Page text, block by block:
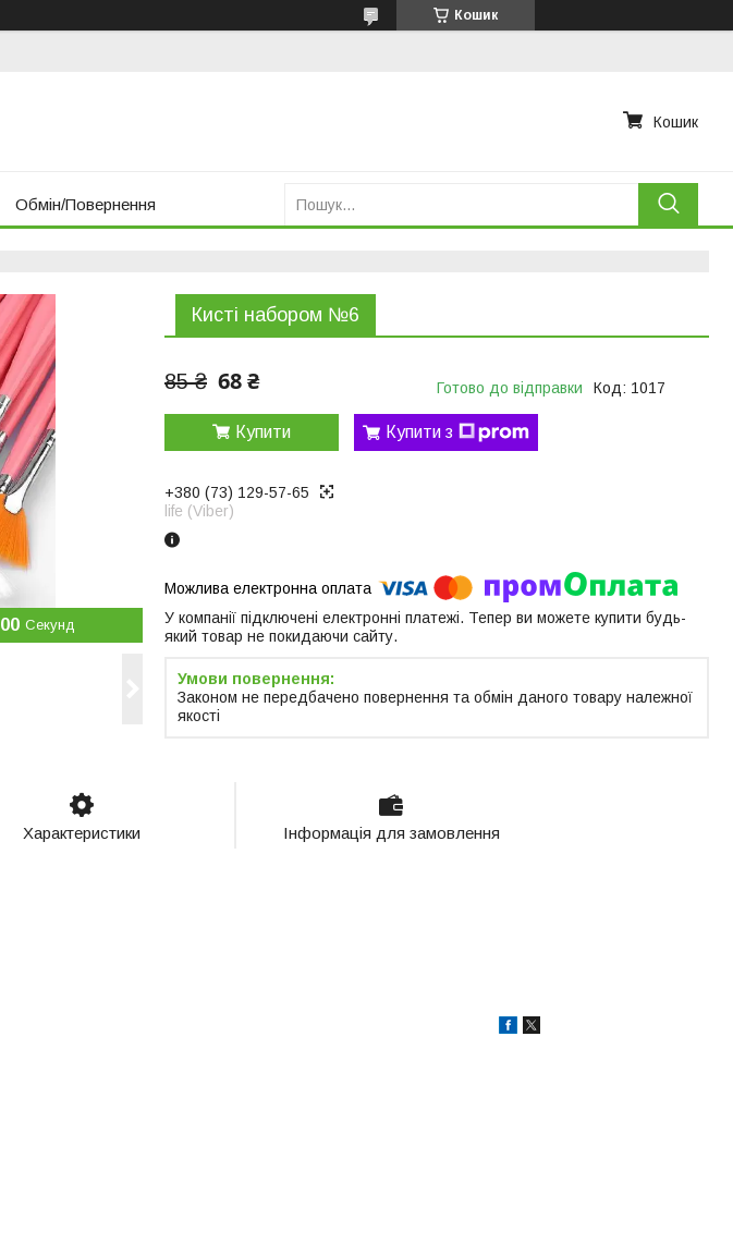
Кошик
Кошик
Обмін/Повернення
00 Секунд
Кисті набором №6
85 ₴ 68 ₴ Готово до відправки Код: 1017
Купити Купити з
+380 (73) 129-57-65
life (Viber)
У компанії підключені електронні платежі. Тепер ви можете купити будь-
який товар не покидаючи сайту.
Законом не передбачено повернення та обмін даного товару належної
якості
Характеристики Інформація для замовлення